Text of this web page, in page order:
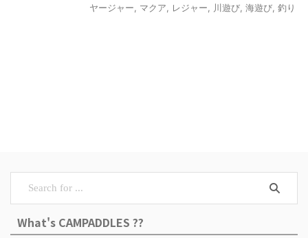
ヤージャー
マクア レジャー 川遊び 海遊び 釣り
What's CAMPADDLES ??